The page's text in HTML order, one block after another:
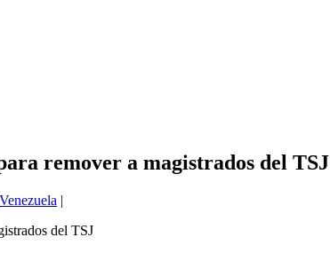
remover a magistrados del TSJ
Venezuela |